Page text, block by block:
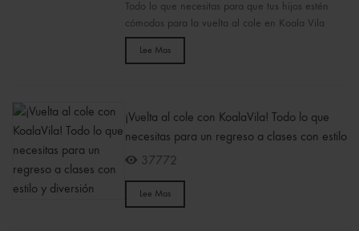
Todo lo que necesitas para que tus hijos estén
cómodos para la vuelta al cole en Koala Vila
Lee Mas
¡Vuelta al cole con KoalaVila! Todo lo que
necesitas para un regreso a clases con estilo
y diversión
37772
Lee Mas